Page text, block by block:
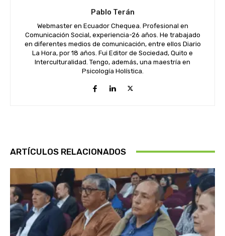
Pablo Terán
Webmaster en Ecuador Chequea. Profesional en
Comunicación Social, experiencia-26 años. He trabajado
en diferentes medios de comunicación, entre ellos Diario
La Hora, por 18 años. Fui Editor de Sociedad, Quito e
Interculturalidad. Tengo, además, una maestría en
Psicología Holística.
ARTÍCULOS RELACIONADOS